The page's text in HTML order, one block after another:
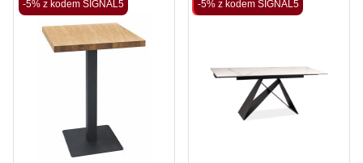
-5% z kodem SIGNAL5 -5% z kodem SIGNAL5
Wysyłka 48H